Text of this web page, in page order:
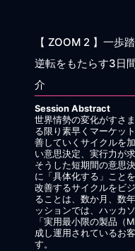
【 ZOOM 2 】一歩
逆転をもたらす3日
介
Session Abstract
世界情勢の変化がすさ
る限り素早くマーケッ
善していくサイクルを
い意思決定、実行力が
そうした短期間の意思
に「具体化する」こと
改善するサイクルをビ
ることは、数か月、数
ッションでは、ハッカ
「実用最小限の製品（
成し運用されているお
す。